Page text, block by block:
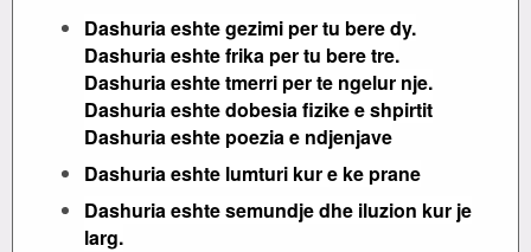
Dashuria eshte gezimi per tu bere dy.
Dashuria eshte frika per tu bere tre.
Dashuria eshte tmerri per te ngelur nje.
Dashuria eshte dobesia fizike e shpirtit
Dashuria eshte poezia e ndjenjave
Dashuria eshte lumturi kur e ke prane
Dashuria eshte semundje dhe iluzion kur je
larg.